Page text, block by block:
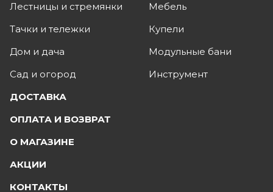
Лестницы и стремянки
Тачки и тележки
Дом и дача
Сад и огород
Мебель
Купели
Модульные бани
Инструмент
ДОСТАВКА
ОПЛАТА И ВОЗВРАТ
О МАГАЗИНЕ
АКЦИИ
КОНТАКТЫ